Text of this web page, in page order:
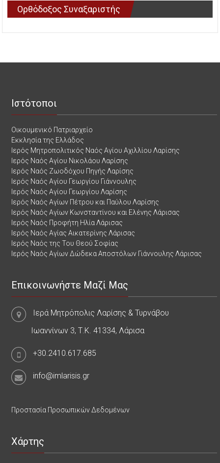
Ορθόδοξος Συναξαριστής
Ιστότοποι
Οικουμενικό Πατριαρχείο
Εκκλησία της Ελλάδος
Ιερός Μητροπολιτικός Ναός Αγίου Αχιλλίου Λαρίσης
Ιερός Ναός Αγίου Νικολάου Λαρίσης
Ιερός Ναός Ζωοδόχου Πηγής Λαρίσης
Ιερός Ναός Αγίου Γεωργίου Γιάννουλης
Ιερός Ναός Αγίου Γεωργίου Λαρίσης
Ιερός Ναός Αγίων Πέτρου και Παύλου Λαρίσης
Ιερός Ναός Αγίων Κωνσταντίνου και Ελένης Λάρισας
Ιερός Ναός Προφήτη Ηλία Λάρισας
Ιερός Ναός Αγίας Αικατερίνης Λάρισας
Ιερός Ναός της Του Θεού Σοφίας
Ιερός Ναός Αγίων Δώδεκα Αποστόλων Γιάννουλης Λάρισας
Επικοινωνήστε Μαζί Μας
Ιερά Μητρόπολις Λαρίσης & Τυρνάβου
Ιωαννίνων 3, Τ.Κ. 41334, Λάρισα
+30.2410.617.685
info@imlarisis.gr
Προστασία Προσωπικών Δεδομένων
Χάρτης